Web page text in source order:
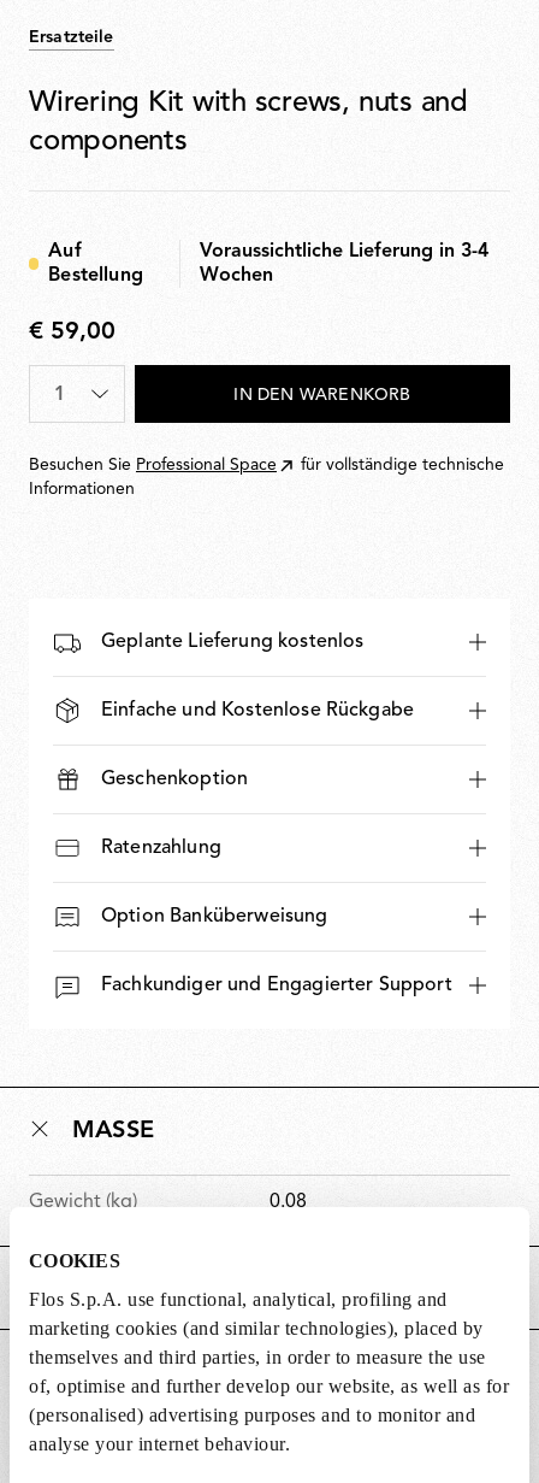
COOKIES
Flos S.p.A. use functional, analytical, profiling and
marketing cookies (and similar technologies), placed by
themselves and third parties, in order to measure the use
of, optimise and further develop our website, as well as for
(personalised) advertising purposes and to monitor and
analyse your internet behaviour.
Ersatzteile
Wirering Kit with screws, nuts and
components
Auf
Bestellung
Voraussichtliche Lieferung in 3-4
Wochen
€
59,00
€ 59,00
Menge
IN DEN WARENKORB
Besuchen Sie Professional Space
für vollständige technische
Informationen
Geplante Lieferung kostenlos
Einfache und Kostenlose Rückgabe
Geschenkoption
Ratenzahlung
Option Banküberweisung
Fachkundiger und Engagierter Support
MASSE
Gewicht (kg) 0.08
HAUPTMERKMALE
GEEIGNET FÜR